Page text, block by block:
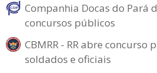
Companhia Docas do Pará
concursos públicos
CBMRR - RR abre concurso
soldados e oficiais